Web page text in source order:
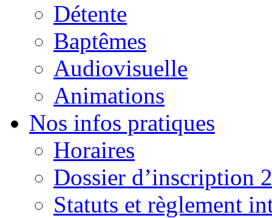
Détente
Baptêmes
Audiovisuelle
Animations
Nos infos pratiques
Horaires
Dossier d’inscription
Statuts et règlement